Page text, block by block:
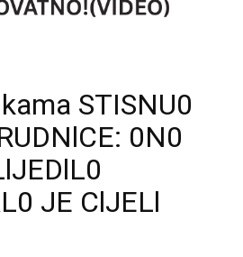
STISNU0
0N0
JE ClJELl